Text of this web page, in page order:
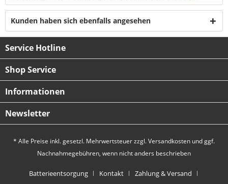
Kunden haben sich ebenfalls angesehen
Service Hotline
Shop Service
Informationen
Newsletter
* Alle Preise inkl. gesetzl. Mehrwertsteuer zzgl.Versandkosten und ggf.
Nachnahmegebühren, wenn nicht anders beschrieben
Batterieentsorgung Kontakt Zahlung & Versand